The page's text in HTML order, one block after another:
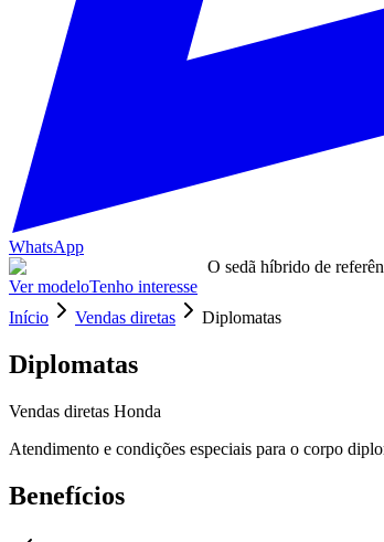
WhatsApp
O sedã híbrido de
Ver modeloTenho interesse
Início
Vendas diretas Diplomatas
Diplomatas
Vendas diretas Honda
Atendimento e condições especiais para o corpo
Benefícios